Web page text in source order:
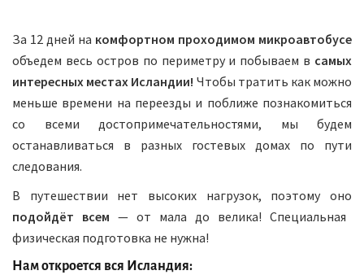
За 12 дней на комфортном проходимом микроавтобусе
объедем весь остров по периметру и побываем в самых
интересных местах Исландии! Чтобы тратить как можно
меньше времени на переезды и поближе познакомиться
со всеми достопримечательностями, мы будем
останавливаться в разных гостевых домах по пути
следования.
В путешествии нет высоких нагрузок, поэтому оно
подойдёт всем — от мала до велика! Специальная
физическая подготовка не нужна!
Нам откроется вся Исландия: